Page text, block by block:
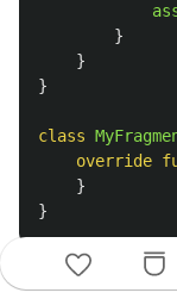
}
}
}
class
override
}
}
という苦肉の策